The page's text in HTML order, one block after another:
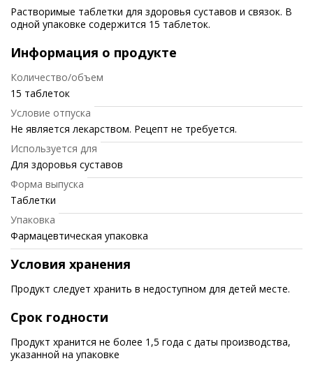
Растворимые таблетки для здоровья суставов и связок. В
одной упаковке содержится 15 таблеток.
Информация о продукте
Количество/объем
15 таблеток
Условие отпуска
Не является лекарством. Рецепт не требуется.
Используется для
Для здоровья суставов
Форма выпуска
Таблетки
Упаковка
Фармацевтическая упаковка
Условия хранения
Продукт следует хранить в недоступном для детей месте.
Срок годности
Продукт хранится не более 1,5 года с даты производства,
указанной на упаковке